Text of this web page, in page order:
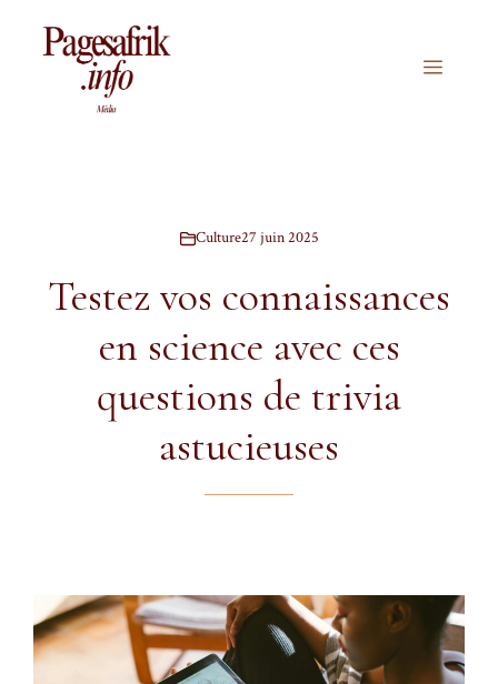
Menu
Culture27 juin 2025
Testez vos connaissances
en science avec ces
questions de trivia
astucieuses